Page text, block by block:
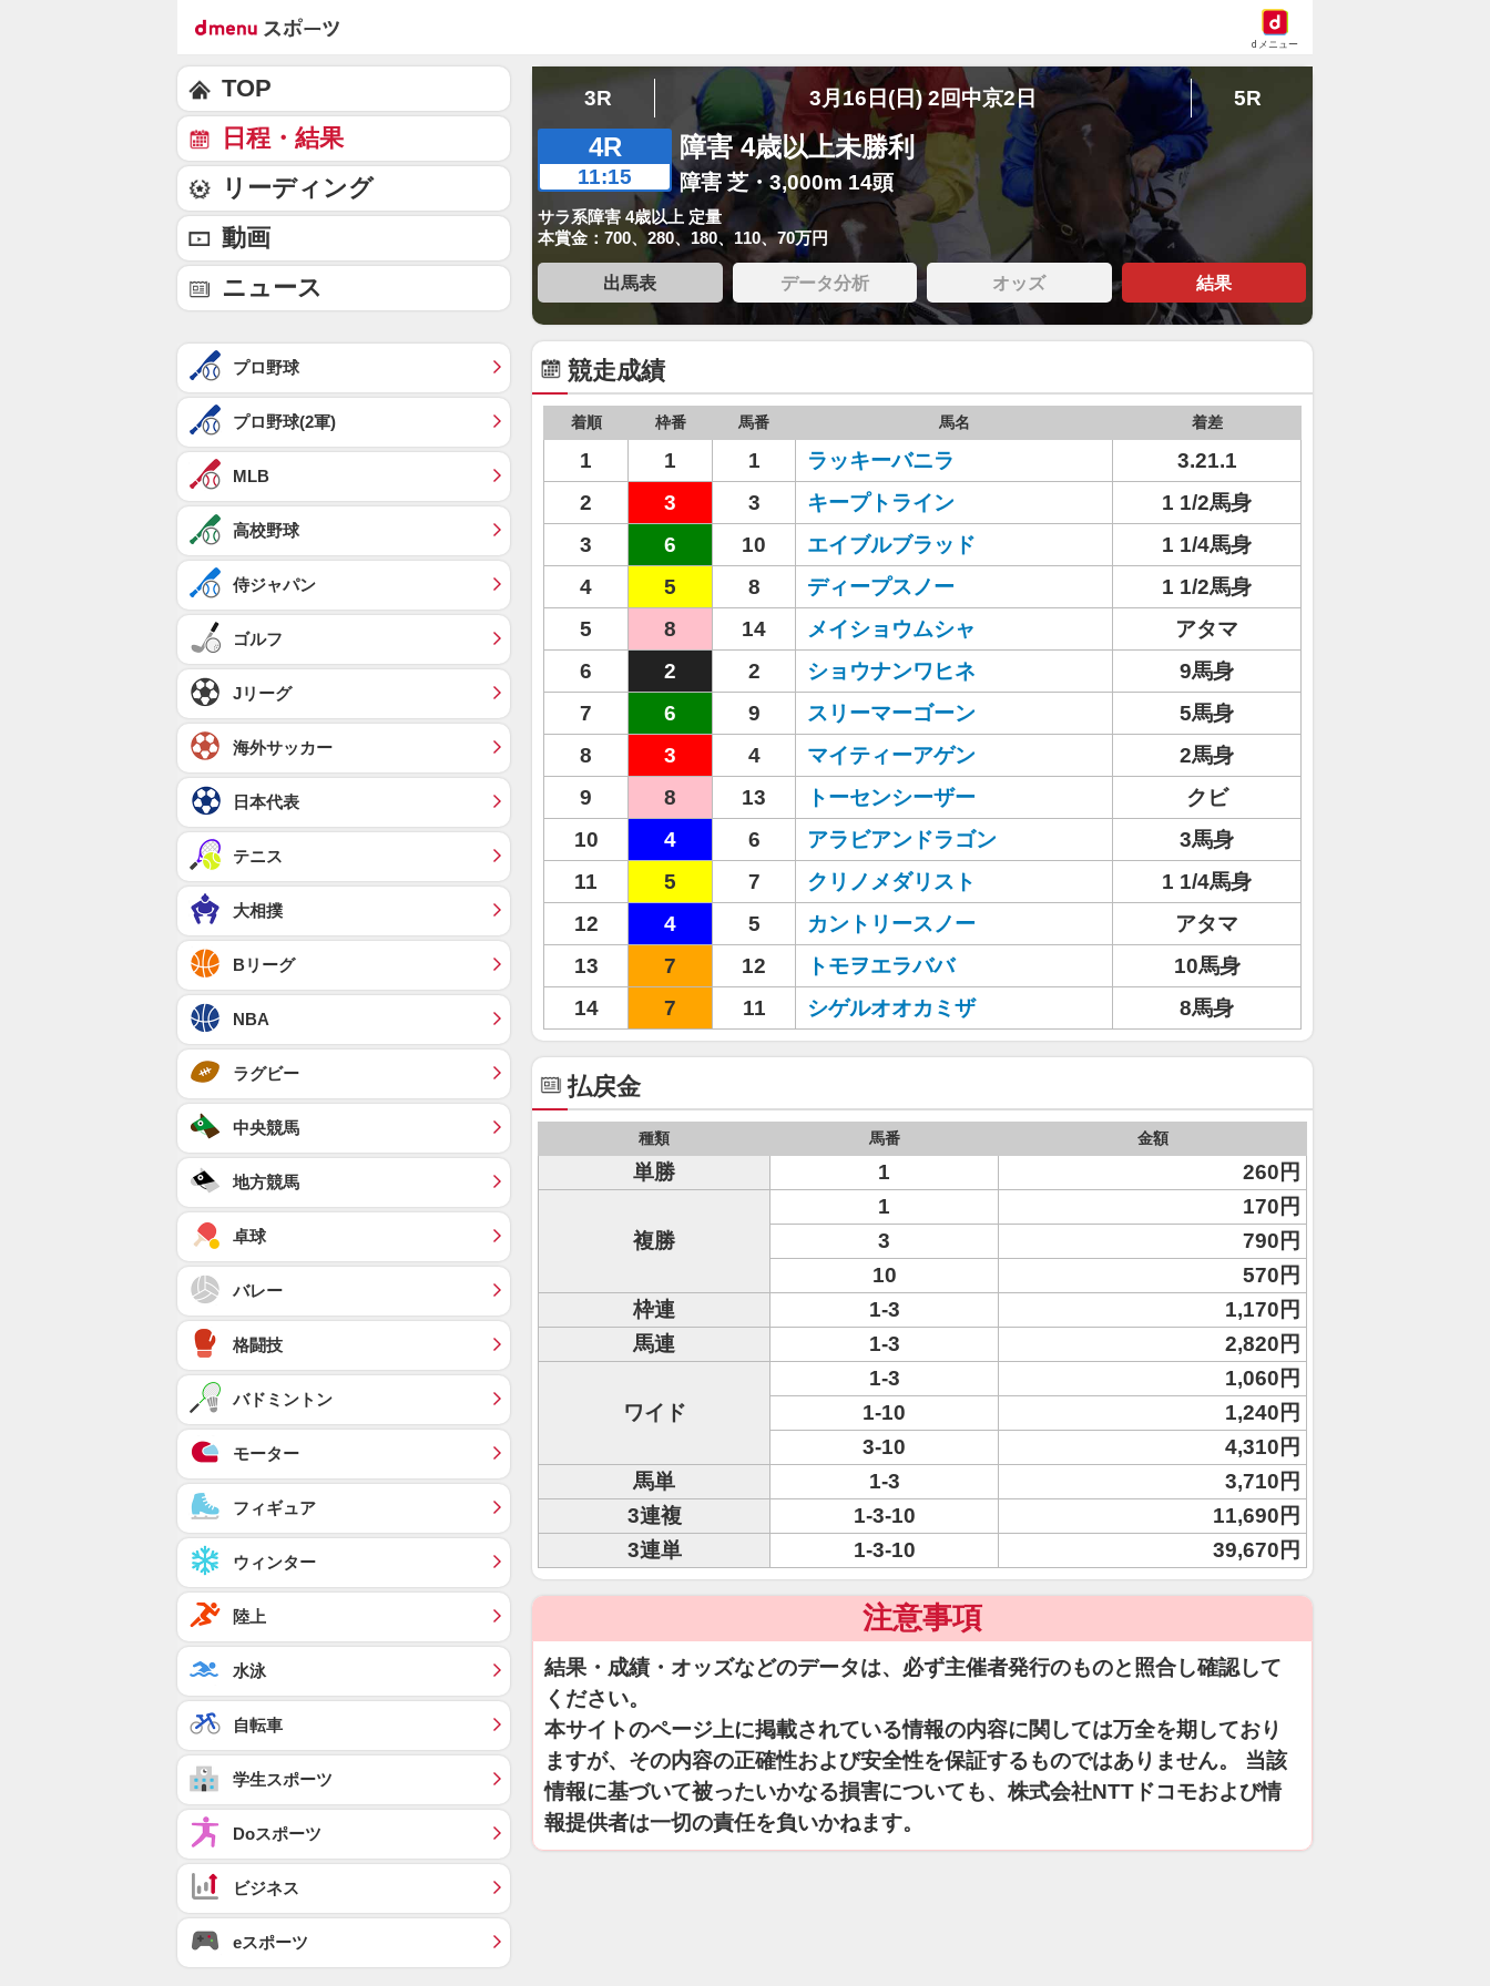
dメニュー
3R 3月16日(日) 2回中京2日 5R
4R
11:15
障害 4歳以上未勝利
障害 芝・3,000m 14頭
サラ系障害 4歳以上 定量
本賞金：700、280、180、110、70万円
出馬表 データ分析 オッズ 結果
競走成績
着順 枠番 馬番 馬名 着差
1 1 1 ラッキーバニラ
3.21.1
2
3 3 キープトライン
1 1/2馬身
3
6 10 エイブルブラッド
1 1/4馬身
4
5 8 ディープスノー
1 1/2馬身
5
8 14 メイショウムシャ
アタマ
6
2 2 ショウナンワヒネ
9馬身
7
6 9 スリーマーゴーン
5馬身
8
3 4 マイティーアゲン
2馬身
9
8 13 トーセンシーザー
クビ
10
4 6 アラビアンドラゴン
3馬身
11
5 7 クリノメダリスト
1 1/4馬身
12
4 5 カントリースノー
アタマ
13
7 12 トモヲエラババ
10馬身
14
7 11 シゲルオオカミザ 8馬身
払戻金
種類 馬番 金額
単勝 1 260円
複勝
1
170円
3
790円
10
570円
枠連
1-3
1,170円
馬連
1-3 2,820円
ワイド
1-3
1,060円
1-10
1,240円
3-10
4,310円
馬単
1-3
3,710円
3連複
1-3-10
11,690円
3連単
1-3-10 39,670円
注意事項
結果・成績・オッズなどのデータは、必ず主催者発行のものと照合し確認して
ください。
本サイトのページ上に掲載されている情報の内容に関しては万全を期しており
ますが、その内容の正確性および安全性を保証するものではありません。 当該
情報に基づいて被ったいかなる損害についても、株式会社NTTドコモおよび情
報提供者は一切の責任を負いかねます。
TOP
日程・結果
リーディング
動画
ニュース
プロ野球
プロ野球(2軍)
MLB
高校野球
侍ジャパン
ゴルフ
Jリーグ
海外サッカー
日本代表
テニス
大相撲
Bリーグ
NBA
ラグビー
中央競馬
地方競馬
卓球
バレー
格闘技
バドミントン
モーター
フィギュア
ウィンター
陸上
水泳
自転車
学生スポーツ
Doスポーツ
ビジネス
eスポーツ